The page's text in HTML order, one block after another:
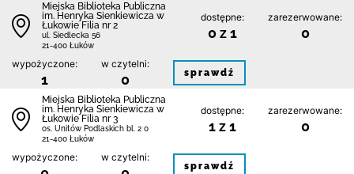
Miejska Biblioteka Publiczna
im. Henryka Sienkiewicza w
Łukowie Filia nr 2
ul. Siedlecka 56
21-400 Łuków
dostępne:
0 z 1
zarezerwowane:
0
wypożyczone:
1
w czytelni:
0 sprawdź
Miejska Biblioteka Publiczna
im. Henryka Sienkiewicza w
Łukowie Filia nr 3
os. Unitów Podlaskich bl. 2 0
21-400 Łuków
dostępne:
1 z 1
zarezerwowane:
0
wypożyczone: w czytelni:
sprawdź